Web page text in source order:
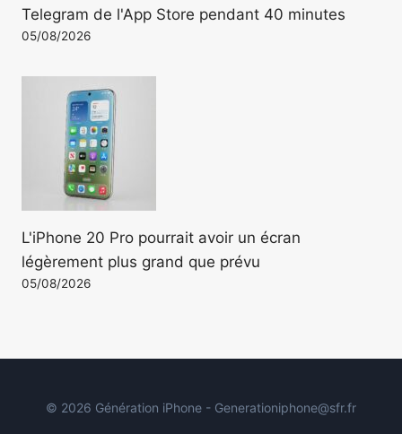
Telegram de l'App Store pendant 40 minutes
05/08/2026
L'iPhone 20 Pro pourrait avoir un écran
légèrement plus grand que prévu
05/08/2026
© 2026 Génération iPhone - Generationiphone@sfr.fr